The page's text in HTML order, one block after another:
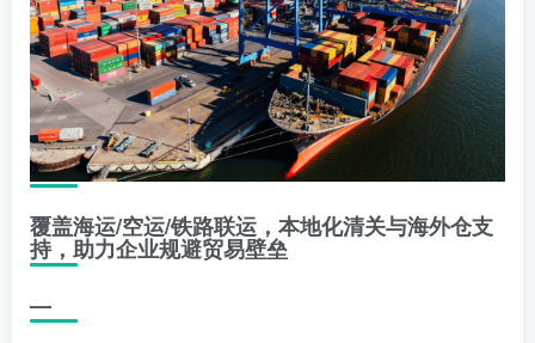
覆盖海运/空运/铁路联运，本地化清关与海外仓支
持，助力企业规避贸易壁垒
—